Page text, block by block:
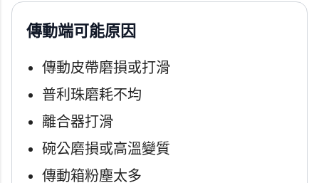
傳動端可能原因
傳動皮帶磨損或打滑
普利珠磨耗不均
離合器打滑
碗公磨損或高溫變質
傳動箱粉塵太多